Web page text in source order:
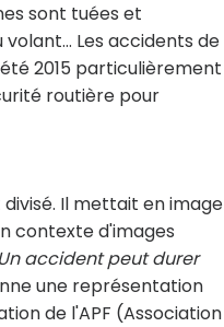
sont tuées et
volant… Les accidents de
2015 particulièrement
routière pour
Il mettait en image
contexte d'images
accident peut durer
une représentation
de l'APF (Association